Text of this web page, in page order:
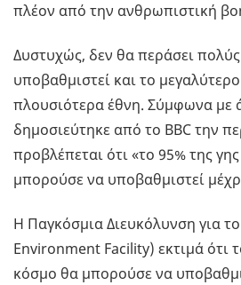
πλέον από την ανθρωπιστική
Δυστυχώς, δεν θα περάσει
υποβαθμιστεί και το
πλουσιότερα έθνη. Σύμφωνα με
δημοσιεύτηκε από το BBC την
προβλέπεται ότι «το 95% της
μπορούσε να υποβαθμιστεί
Η Παγκόσμια Διευκόλυνση για
Environment Facility) εκτιμά ότι
κόσμο θα μπορούσε να